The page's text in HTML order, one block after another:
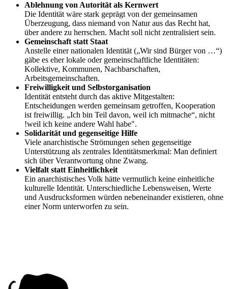
Ablehnung von Autorität als Kernwert
Die Identität wäre stark geprägt von der gemeinsamen
Überzeugung, dass niemand von Natur aus das Recht hat,
über andere zu herrschen. Macht soll nicht zentralisiert sein.
Gemeinschaft statt Staat
Anstelle einer nationalen Identität („Wir sind Bürger von …“)
gäbe es eher lokale oder gemeinschaftliche Identitäten:
Kollektive, Kommunen, Nachbarschaften,
Arbeitsgemeinschaften.
Freiwilligkeit und Selbstorganisation
Identität entsteht durch das aktive Mitgestalten:
Entscheidungen werden gemeinsam getroffen, Kooperation
ist freiwillig. „Ich bin Teil davon, weil ich mitmache“, nicht
!weil ich keine andere Wahl habe".
Solidarität und gegenseitige Hilfe
Viele anarchistische Strömungen sehen gegenseitige
Unterstützung als zentrales Identitätsmerkmal: Man definiert
sich über Verantwortung ohne Zwang.
Vielfalt statt Einheitlichkeit
Ein anarchistisches Volk hätte vermutlich keine einheitliche
kulturelle Identität. Unterschiedliche Lebensweisen, Werte
und Ausdrucksformen würden nebeneinander existieren, ohne
einer Norm unterworfen zu sein.